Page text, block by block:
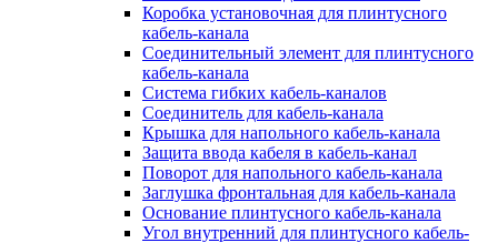
Коробка установочная для плинтусного
кабель-канала
Соединительный элемент для плинтусного
кабель-канала
Система гибких кабель-каналов
Соединитель для кабель-канала
Крышка для напольного кабель-канала
Защита ввода кабеля в кабель-канал
Поворот для напольного кабель-канала
Заглушка фронтальная для кабель-канала
Основание плинтусного кабель-канала
Угол внутренний для плинтусного кабель-